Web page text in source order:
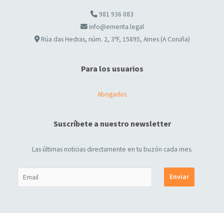
981 936 083
info@emerita.legal
Rúa das Hedras, núm. 2, 3ºF, 15895, Ames (A Coruña)
Para los usuarios
Abogados
Suscríbete a nuestro newsletter
Las últimas noticias directamente en tu buzón cada mes.